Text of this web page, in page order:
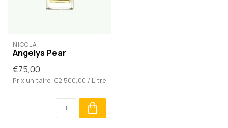
NICOLAÏ
Angelys Pear
€75,00
Prix unitaire: €2.500,00 / Litre